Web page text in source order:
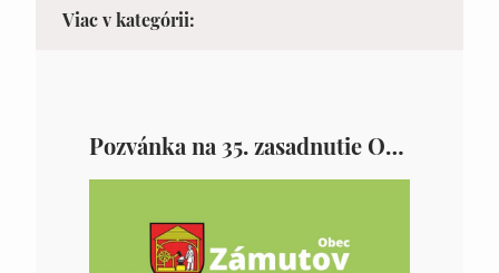
Viac v kategórii:
Pozvánka na 35. zasadnutie OZ v Zámutove